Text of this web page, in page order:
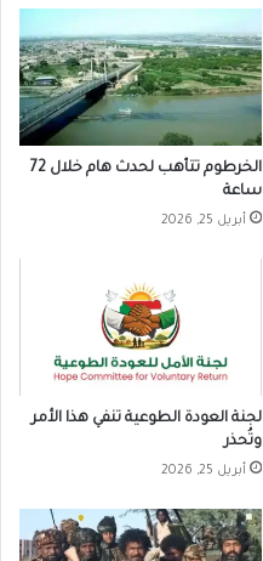
الخرطوم تتأهب لحدث هام خلال 72
ساعة
أبريل 25, 2026
لجنة العودة الطوعية تنفي هذا الأمر
وتُحذر
أبريل 25, 2026